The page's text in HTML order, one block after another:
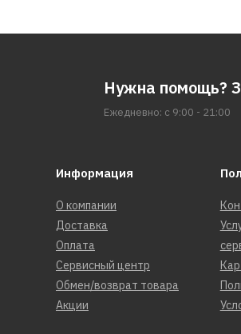
Нужна помощь?
Ежедневно: с 9:00 - 21:00
Информация
О компании
Доставка
Оплата
Сервисный центр
Обмен/возврат товара
Акции